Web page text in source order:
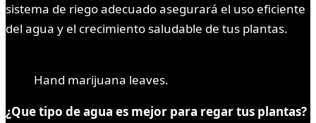
sistema de riego adecuado asegurará el uso eficiente
del agua y el crecimiento saludable de tus plantas.
Hand marijuana leaves.
¿Que tipo de agua es mejor para regar tus plantas?